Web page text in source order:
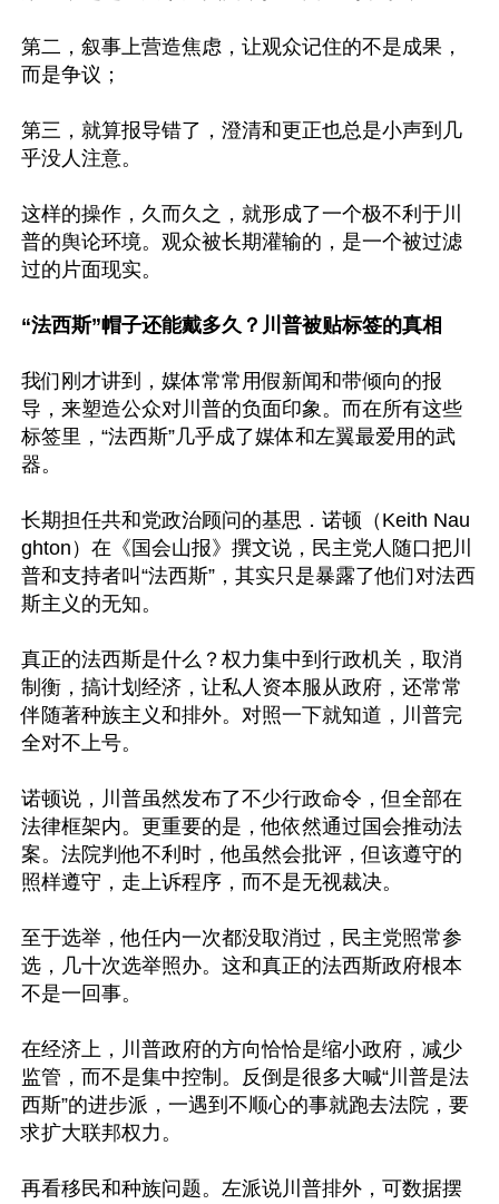
第二，叙事上营造焦虑，让观众记住的不是成果，
而是争议；
第三，就算报导错了，澄清和更正也总是小声到几
乎没人注意。
这样的操作，久而久之，就形成了一个极不利于川
普的舆论环境。观众被长期灌输的，是一个被过滤
过的片面现实。
“法西斯”帽子还能戴多久？川普被贴标签的真相
我们刚才讲到，媒体常常用假新闻和带倾向的报
导，来塑造公众对川普的负面印象。而在所有这些
标签里，“法西斯”几乎成了媒体和左翼最爱用的武
器。
长期担任共和党政治顾问的基思．诺顿（Keith Nau
ghton）在《国会山报》撰文说，民主党人随口把川
普和支持者叫“法西斯”，其实只是暴露了他们对法西
斯主义的无知。
真正的法西斯是什么？权力集中到行政机关，取消
制衡，搞计划经济，让私人资本服从政府，还常常
伴随著种族主义和排外。对照一下就知道，川普完
全对不上号。
诺顿说，川普虽然发布了不少行政命令，但全部在
法律框架内。更重要的是，他依然通过国会推动法
案。法院判他不利时，他虽然会批评，但该遵守的
照样遵守，走上诉程序，而不是无视裁决。
至于选举，他任内一次都没取消过，民主党照常参
选，几十次选举照办。这和真正的法西斯政府根本
不是一回事。
在经济上，川普政府的方向恰恰是缩小政府，减少
监管，而不是集中控制。反倒是很多大喊“川普是法
西斯”的进步派，一遇到不顺心的事就跑去法院，要
求扩大联邦权力。
再看移民和种族问题。左派说川普排外，可数据摆